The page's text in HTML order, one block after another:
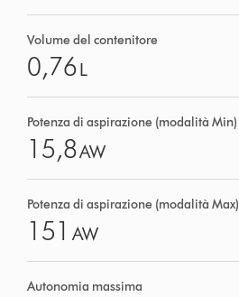
Volume del contenitore
0,76L
Potenza di aspirazione (modalità Min)
15,8AW
Potenza di aspirazione (modalità Max)
151 AW
Autonomia massima